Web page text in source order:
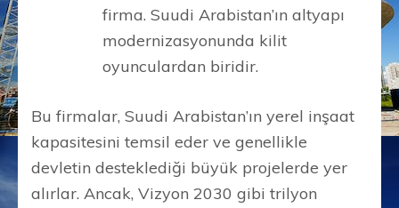
firma. Suudi Arabistan’ın altyapı
modernizasyonunda kilit
oyunculardan biridir.
Bu firmalar, Suudi Arabistan’ın yerel inşaat
kapasitesini temsil eder ve genellikle
devletin desteklediği büyük projelerde yer
alırlar. Ancak, Vizyon 2030 gibi trilyon